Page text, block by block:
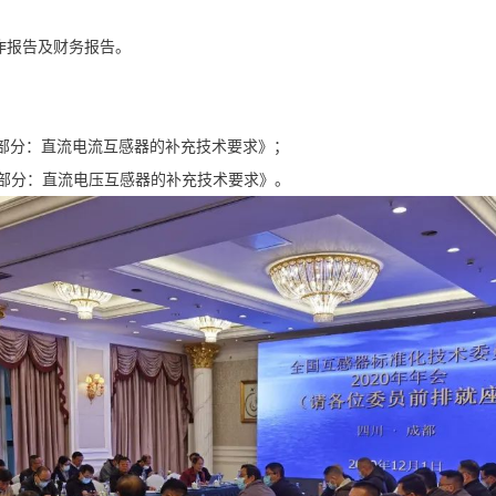
及财务报告。
直流电流互感器的补充技术要求》；
直流电压互感器的补充技术要求》。